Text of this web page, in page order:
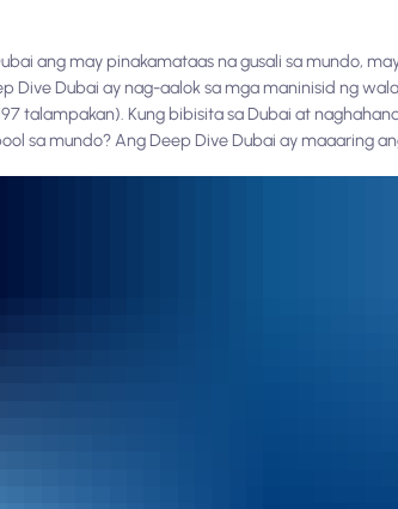
ang may pinakamataas na gusali sa mundo,
Dive Dubai ay nag-aalok sa mga maninisid ng
talampakan). Kung bibisita sa Dubai at
sa mundo? Ang Deep Dive Dubai ay maaaring